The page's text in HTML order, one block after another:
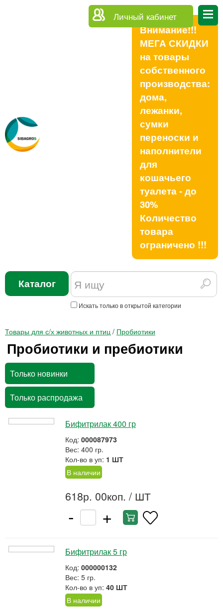
Личный кабинет
Внимание!!!
МЕГА СКИДКИ
на товары
собственного
производства:
дома,
лежанки,
сумки
переноски и
наполнители
для
кошачьего
туалета - до
30%
Количество
товара
ограничено !!!
Каталог
Искать только в открытой категории
Товары для с/х животных и птиц / Пробиотики
Пробиотики и пребиотики
Только новинки
Только распродажа
Бифитрилак 400 гр
Код: 000087973
Вес: 400 гр.
Кол-во в уп: 1 ШТ
В наличии
618р. 00коп. / ШТ
- +
Бифитрилак 5 гр
Код: 000000132
Вес: 5 гр.
Кол-во в уп: 40 ШТ
В наличии